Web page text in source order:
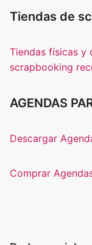
Tiendas de
Tiendas físicas y
scrapbooking
AGENDAS
Descargar
Comprar